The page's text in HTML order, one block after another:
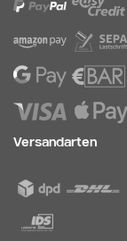
Versandarten